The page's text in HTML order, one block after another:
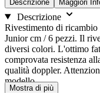
Descrizione Maggiori
Descrizione
Rivestimento di
Junior cm / 6 pezzi. Il
diversi colori. L'ottimo
comprovata resistenza
qualità doppler.
modello.
Mostra di più